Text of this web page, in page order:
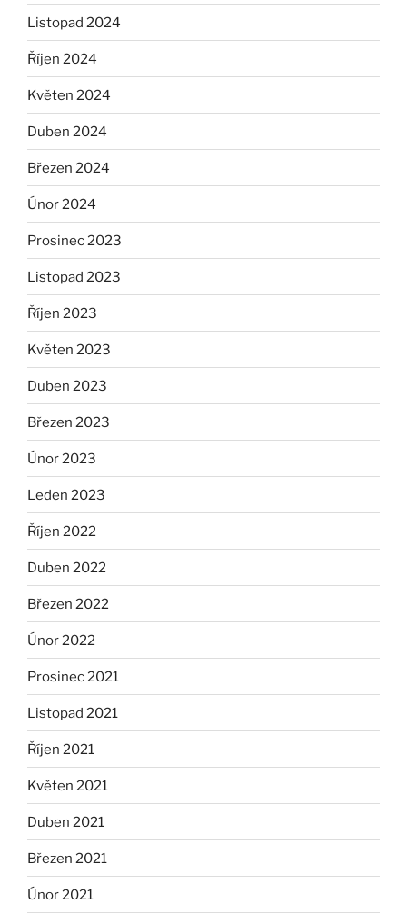
Listopad 2024
Říjen 2024
Květen 2024
Duben 2024
Březen 2024
Únor 2024
Prosinec 2023
Listopad 2023
Říjen 2023
Květen 2023
Duben 2023
Březen 2023
Únor 2023
Leden 2023
Říjen 2022
Duben 2022
Březen 2022
Únor 2022
Prosinec 2021
Listopad 2021
Říjen 2021
Květen 2021
Duben 2021
Březen 2021
Únor 2021